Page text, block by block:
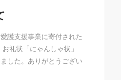
護支援事業に寄付された
礼状「にゃんしゃ状」
した。ありがとうござい